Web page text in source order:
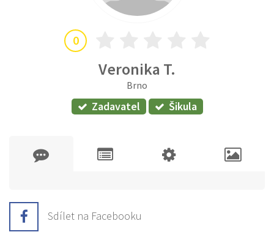
0
Veronika T.
Brno
Zadavatel Šikula
Sdílet na Facebooku